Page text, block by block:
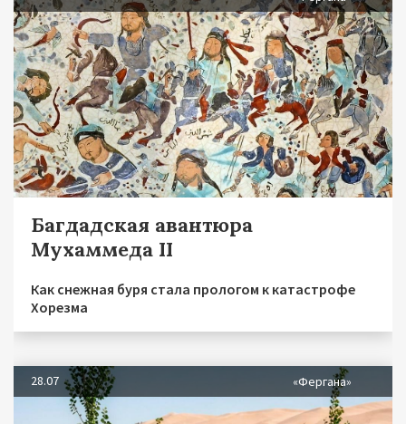
Багдадская авантюра
Мухаммеда II
Как снежная буря стала прологом к катастрофе
Хорезма
28.07 «Фергана»